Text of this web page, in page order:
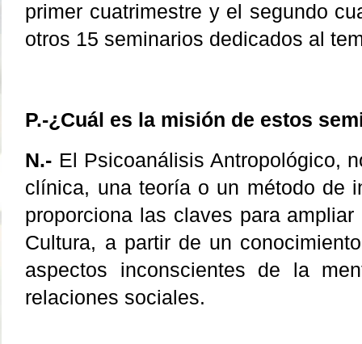
primer cuatrimestre y el segundo
otros 15 seminarios dedicados al
P.-¿Cuál es la misión de estos
N.- El Psicoanálisis Antropológico,
clínica, una teoría o un método de
proporciona las claves para
Cultura, a partir de un
aspectos inconscientes de la
relaciones sociales.